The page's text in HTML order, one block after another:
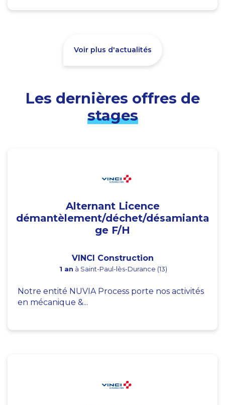
Voir plus d'actualités
Les dernières offres de
stages
Alternant Licence
démantèlement/déchet/désamianta
ge F/H
VINCI Construction
1 an à Saint-Paul-lès-Durance (13)
Notre entité NUVIA Process porte nos activités
en mécanique &...